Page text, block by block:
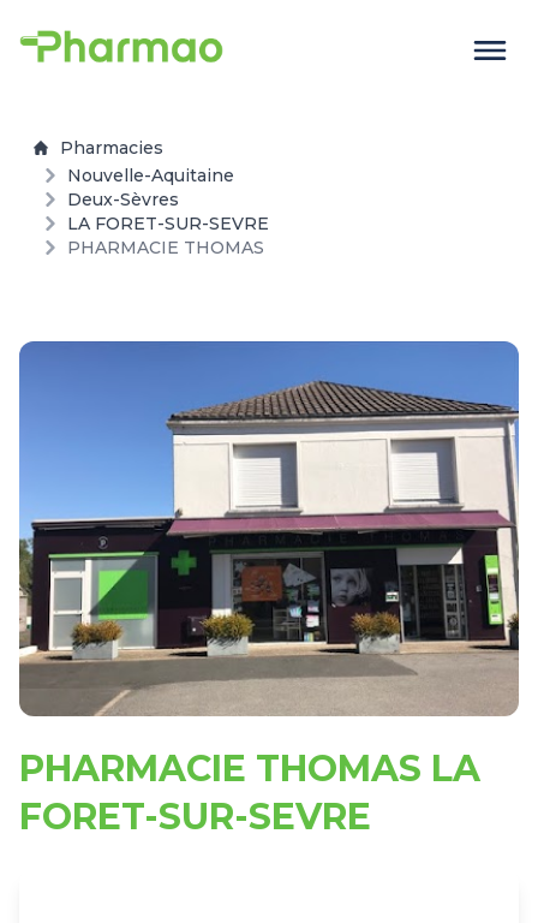
Pharmacies
Nouvelle-Aquitaine
Deux-Sèvres
LA FORET-SUR-SEVRE
PHARMACIE THOMAS
PHARMACIE THOMAS LA
FORET-SUR-SEVRE